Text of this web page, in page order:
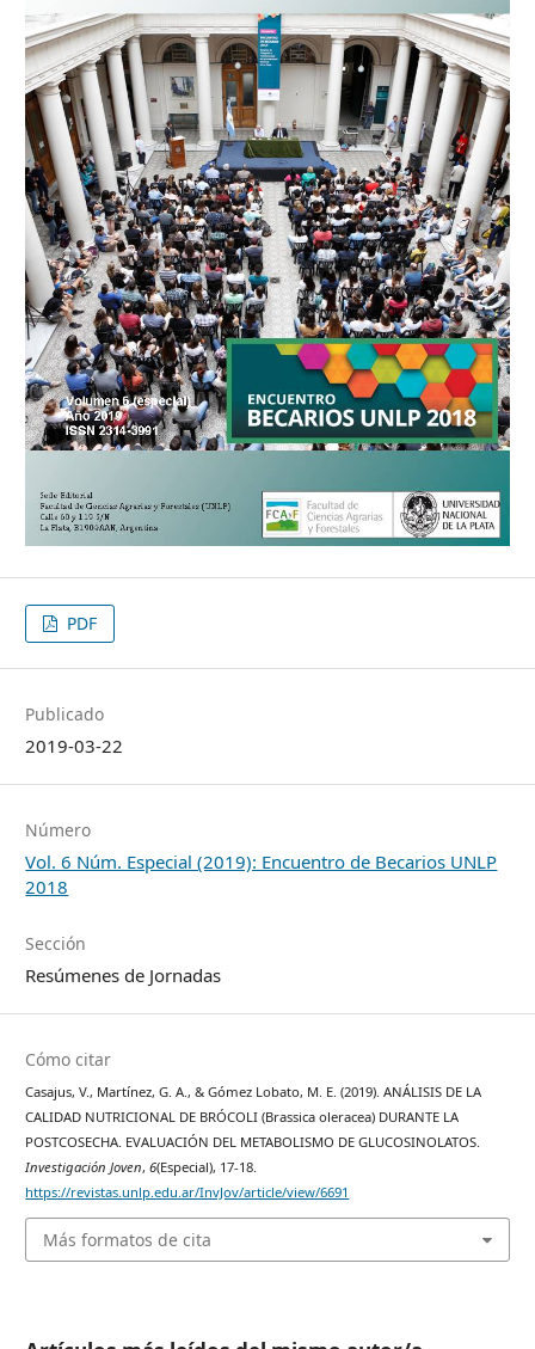
PDF
Publicado
2019-03-22
Número
Vol. 6 Núm. Especial (2019): Encuentro de Becarios UNLP
2018
Sección
Resúmenes de Jornadas
Cómo citar
Casajus, V., Martínez, G. A., & Gómez Lobato, M. E. (2019). ANÁLISIS DE LA
CALIDAD NUTRICIONAL DE BRÓCOLI (Brassica oleracea) DURANTE LA
POSTCOSECHA. EVALUACIÓN DEL METABOLISMO DE GLUCOSINOLATOS.
Investigación Joven,6(Especial), 17-18.
https://revistas.unlp.edu.ar/InvJov/article/view/6691
Más formatos de cita